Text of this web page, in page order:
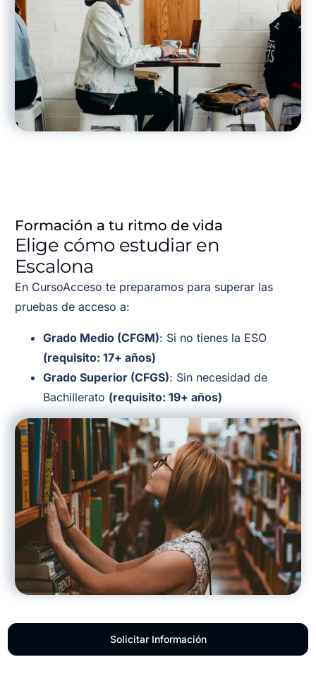
Formación a tu ritmo de vida
Elige cómo estudiar en
Escalona
En CursoAcceso te preparamos para superar las
pruebas de acceso a:
Grado Medio (CFGM): Si no tienes la ESO
(requisito: 17+ años)
Grado Superior (CFGS): Sin necesidad de
Bachillerato (requisito: 19+ años)
Solicitar Información